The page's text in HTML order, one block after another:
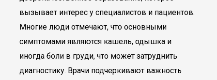
вызывает интерес у специалистов и пациентов.
Многие люди отмечают, что основными
симптомами являются кашель, одышка и
иногда боли в груди, что может затруднить
диагностику. Врачи подчеркивают важность